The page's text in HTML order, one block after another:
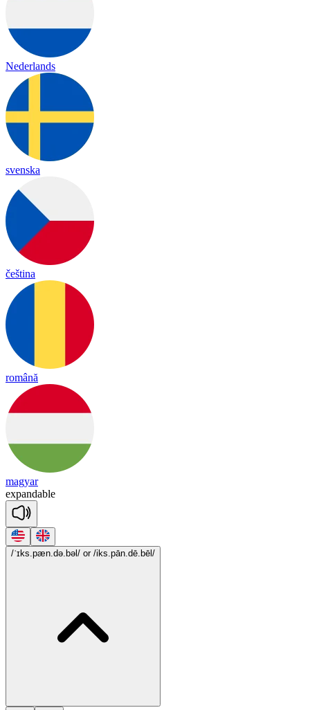
Nederlands
svenska
čeština
română
magyar
expandable
/ˈɪks.pæn.də.bəl/ or /iks.pān.dē.bēl/